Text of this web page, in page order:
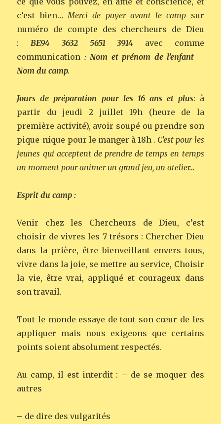
c’est bien…Merci de payer avantle camp sur
numéro de compte des chercheurs de Dieu
:BE94 3632 5651 3914 avec comme
communication : Nom et prénom de l’enfant –
Nom du camp.
Jours de préparation pour les 16 ans et plus: à
partir du jeudi 2 juillet 19h (heure de la
première activité), avoir soupé ou prendre son
pique-nique pour le manger à 18h . C’est pour les
jeunes qui acceptent de prendre de temps en temps
un moment pour animer un grand jeu, un atelier…
Esprit du camp :
Venir chez les Chercheurs de Dieu, c’est
choisir de vivres les 7 trésors : Chercher Dieu
dans la prière, être bienveillant envers tous,
vivre dans la joie, se mettre au service, Choisir
la vie, être vrai, appliqué et courageux dans
son travail.
Tout le monde essaye de tout son cœur de les
appliquer mais nous exigeons que certains
points soient absolument respectés.
Au camp, il est interdit : – de se moquer des
autres
– de dire des vulgarités